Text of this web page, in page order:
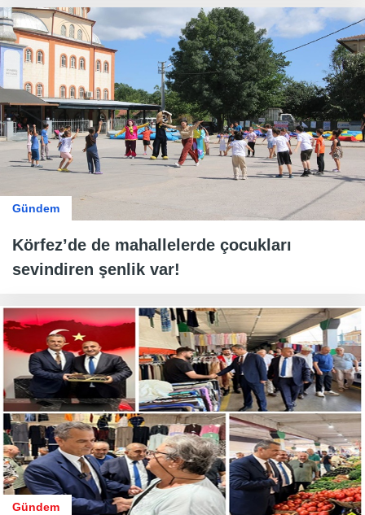
Gündem
Körfez’de de mahallelerde çocukları
sevindiren şenlik var!
Gündem